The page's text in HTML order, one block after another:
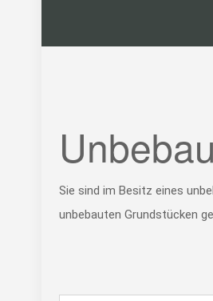
Sie sind im Besitz eines
unbebauten Grundstücken